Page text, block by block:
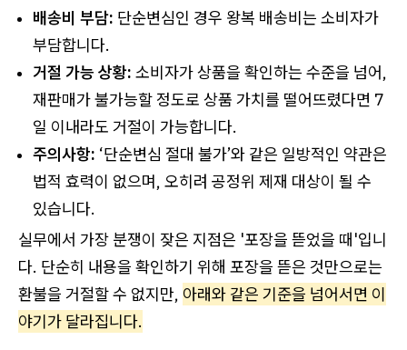
배송비 부담: 단순변심인 경우 왕복 배송비는 소비자가
부담합니다.
거절 가능 상황: 소비자가 상품을 확인하는 수준을 넘어,
재판매가 불가능할 정도로 상품 가치를 떨어뜨렸다면 7
일 이내라도 거절이 가능합니다.
주의사항: ‘단순변심 절대 불가’와 같은 일방적인 약관은
법적 효력이 없으며, 오히려 공정위 제재 대상이 될 수
있습니다.
실무에서 가장 분쟁이 잦은 지점은 '포장을 뜯었을 때'입니
다. 단순히 내용을 확인하기 위해 포장을 뜯은 것만으로는
환불을 거절할 수 없지만, 아래와 같은 기준을 넘어서면 이
야기가 달라집니다.